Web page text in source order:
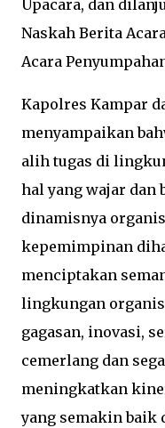
Upacara, dan
Naskah Berita
Acara
Kapolres Kampar
menyampaikan
alih tugas di
hal yang wajar dan
dinamisnya
kepemimpinan
menciptakan
lingkungan
gagasan, inovasi,
cemerlang dan
meningkatkan
yang semakin baik